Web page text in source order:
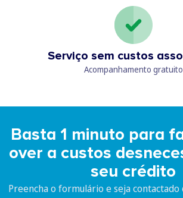
Serviço sem custos
Acompanhamento gratuito
Basta 1 minuto para
over a custos
seu crédito
Preencha o formulário e seja